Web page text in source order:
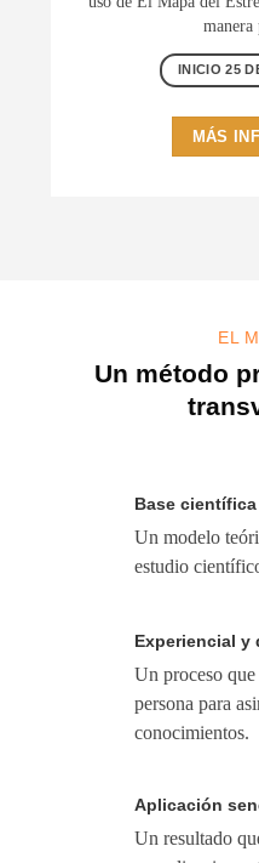
manera
INICIO 25
MÁS
EL
Un método
Base científica
Un modelo
estudio
Experiencial y
Un proceso
persona para
conocimientos.
Aplicación
Un resultado